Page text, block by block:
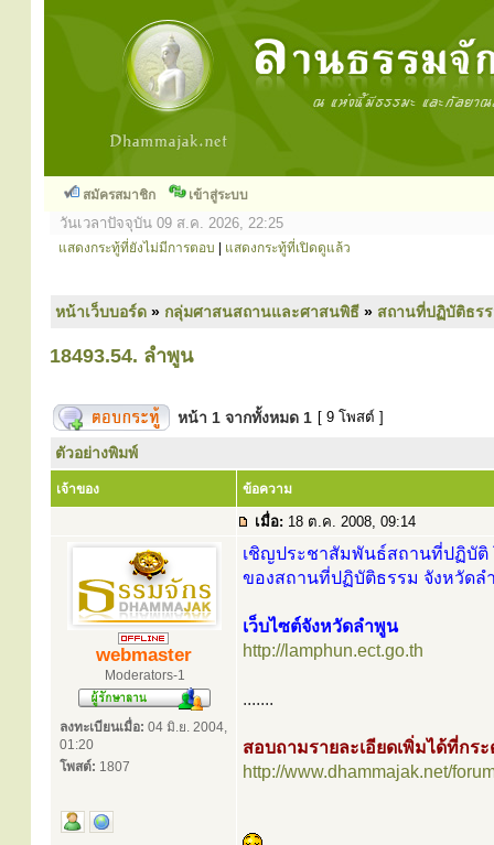
สมัครสมาชิก เข้าสู่ระบบ
วันเวลาปัจจุบัน 09 ส.ค. 2026, 22:25
แสดงกระทู้ที่ยังไม่มีการตอบ แสดงกระทู้ที่เปิดดูแล้ว
หน้าเว็บบอร์ด » กลุ่มศาสนสถานและศาสนพิธี » สถานที่ปฏิบัติธร
18493.54. ลำพูน
หน้า 1 จากทั้งหมด 1 [ 9 โพสต์ ]
ตัวอย่างพิมพ์
เจ้าของ ข้อความ
เมื่อ: 18 ต.ค. 2008, 09:14
webmaster
Moderators-1
ลงทะเบียนเมื่อ: 04 มิ.ย. 2004,
01:20
โพสต์: 1807
เชิญประชาสัมพันธ์สถานที่ปฏิบัติ
ของสถานที่ปฏิบัติธรรม จังหวัดล
เว็บไซต์จังหวัดลำพูน
http://lamphun.ect.go.th
.......
สอบถามรายละเอียดเพิ่มได้ที่กร
http://www.dhammajak.net/